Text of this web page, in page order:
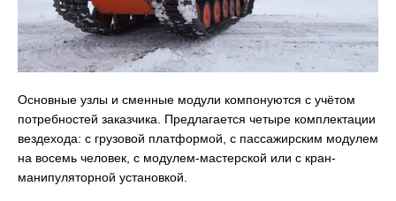
Основные узлы и сменные модули компонуются с учётом
потребностей заказчика. Предлагается четыре комплектации
вездехода: с грузовой платформой, с пассажирским модулем
на восемь человек, с модулем-мастерской или с кран-
манипуляторной установкой.